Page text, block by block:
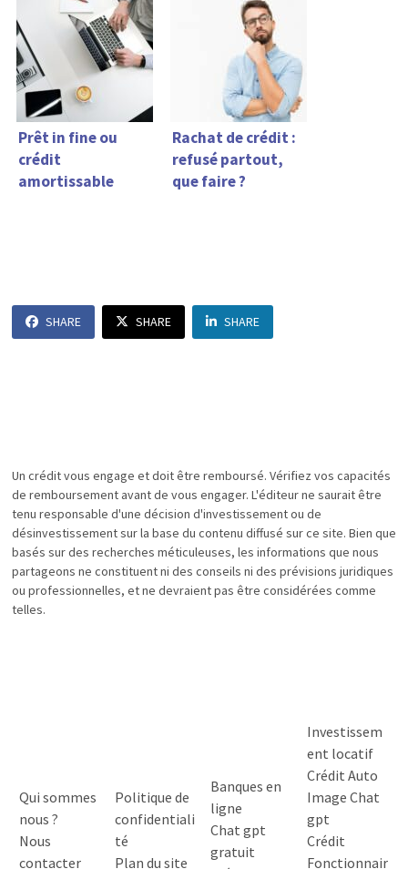
Prêt in fine ou
crédit
amortissable
Rachat de crédit :
refusé partout,
que faire ?
SHARE SHARE SHARE
Un crédit vous engage et doit être remboursé. Vérifiez vos capacités
de remboursement avant de vous engager. L'éditeur ne saurait être
tenu responsable d'une décision d'investissement ou de
désinvestissement sur la base du contenu diffusé sur ce site. Bien que
basés sur des recherches méticuleuses, les informations que nous
partageons ne constituent ni des conseils ni des prévisions juridiques
ou professionnelles, et ne devraient pas être considérées comme
telles.
Qui sommes
nous ?
Nous
contacter
Politique de
confidentiali
té
Plan du site
Banques en
ligne
Chat gpt
gratuit
Investissem
ent locatif
Crédit Auto
Image Chat
gpt
Crédit
Fonctionnair